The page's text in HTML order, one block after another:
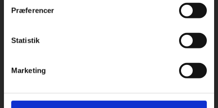
Præferencer
Statistik
Marketing
5000 Odense
Rødekro
Hærvejen 8
Alle hverdage kl. 10.00-15.00